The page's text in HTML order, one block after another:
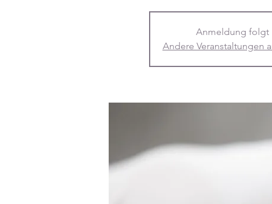
Anmeldung folgt
Andere Veranstaltungen